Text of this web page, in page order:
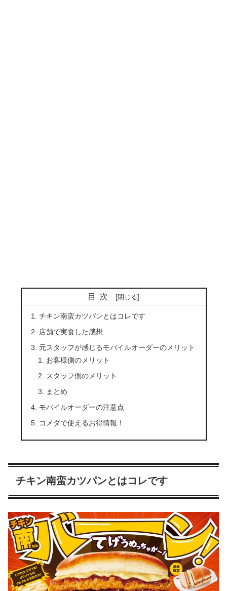
目次
チキン南蛮カツパンとはコレです
店舗で実食した感想
元スタッフが感じるモバイルオーダーのメリット
お客様側のメリット
スタッフ側のメリット
まとめ
モバイルオーダーの注意点
コメダで使えるお得情報！
チキン南蛮カツパンとはコレです